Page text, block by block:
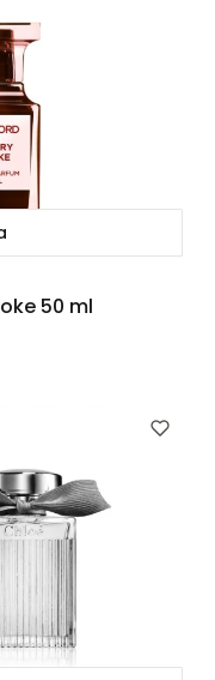
50 ml